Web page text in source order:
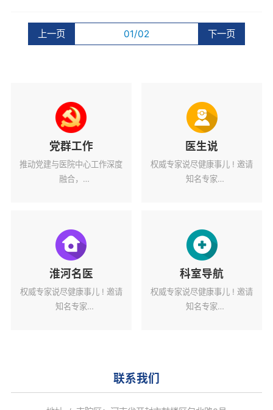
上一页 01/02 下一页
党群工作
推动党建与医院中心工作深度
融合，
医生说
权威专家说尽健康事儿 ! 邀请
知名专家
淮河名医
权威专家说尽健康事儿 ! 邀请
知名专家
科室导航
权威专家说尽健康事儿 ! 邀请
知名专家
联系我们